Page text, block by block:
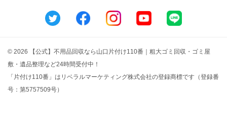
© 2026 【公式】不用品回収なら山口片付け110番｜粗大ゴミ回収・ゴミ屋
敷・遺品整理など24時間受付中！
「片付け110番」はリベラルマーケティング株式会社の登録商標です（登録番
号：第5757509号）